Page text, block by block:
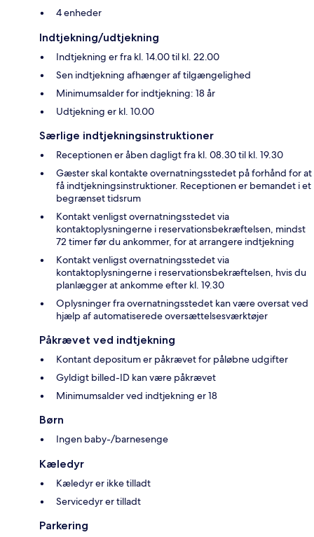
4 enheder
Indtjekning/udtjekning
Indtjekning er fra kl. 14.00 til kl. 22.00
Sen indtjekning afhænger af tilgængelighed
Minimumsalder for indtjekning: 18 år
Udtjekning er kl. 10.00
Særlige indtjekningsinstruktioner
Receptionen er åben dagligt fra kl. 08.30 til kl. 19.30
Gæster skal kontakte overnatningsstedet på forhånd for at
få indtjekningsinstruktioner. Receptionen er bemandet i et
begrænset tidsrum
Kontakt venligst overnatningsstedet via
kontaktoplysningerne i reservationsbekræftelsen, mindst
72 timer før du ankommer, for at arrangere indtjekning
Kontakt venligst overnatningsstedet via
kontaktoplysningerne i reservationsbekræftelsen, hvis du
planlægger at ankomme efter kl. 19.30
Oplysninger fra overnatningsstedet kan være oversat ved
hjælp af automatiserede oversættelsesværktøjer
Påkrævet ved indtjekning
Kontant depositum er påkrævet for påløbne udgifter
Gyldigt billed-ID kan være påkrævet
Minimumsalder ved indtjekning er 18
Børn
Ingen baby-/barnesenge
Kæledyr
Kæledyr er ikke tilladt
Servicedyr er tilladt
Parkering